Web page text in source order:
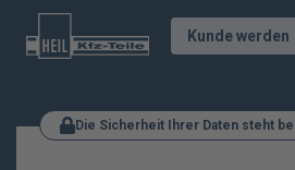
Kunde werden
Die Sicherheit Ihrer Daten steht